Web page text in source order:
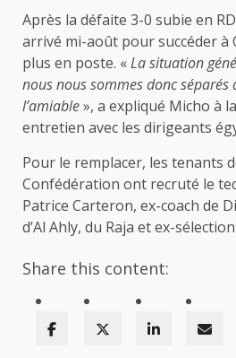
Après la défaite 3-0 subie en
arrivé mi-août pour succéder à
plus en poste. «La situation
nous nous sommes donc séparés
l’amiable», a expliqué Micho à la
entretien avec les dirigeants
Pour le remplacer, les tenants
Confédération ont recruté le
Patrice Carteron, ex-coach de
d’Al Ahly, du Raja et ex-
Share this content: